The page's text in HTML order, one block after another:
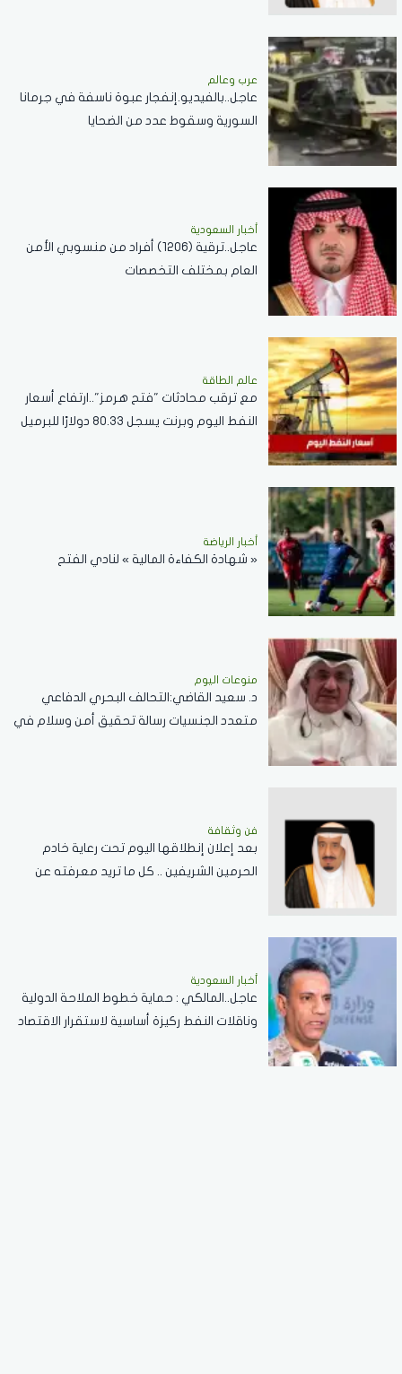
عرب وعالم
عاجل..بالفيديو.إنفجار عبوة ناسفة في جرمانا
السورية وسقوط عدد من الضحايا
أخبار السعودية
عاجل..ترقية (1206) أفراد من منسوبي الأمن
العام بمختلف التخصصات
عالم الطاقة
مع ترقب محادثات "فتح هرمز"..ارتفاع أسعار
النفط اليوم وبرنت يسجل 80.33 دولارًا للبرميل
أخبار الرياضة
« شهادة الكفاءة المالية » لنادي الفتح
منوعات اليوم
د. سعيد القاضي:التحالف البحري الدفاعي
متعدد الجنسيات رسالة تحقيق أمن وسلام في
فن وثقافة
بعد إعلان إنطلاقها اليوم تحت رعاية خادم
الحرمين الشريفين .. كل ما تريد معرفته عن
أخبار السعودية
عاجل..المالكي : حماية خطوط الملاحة الدولية
وناقلات النفط ركيزة أساسية لاستقرار الاقتصاد